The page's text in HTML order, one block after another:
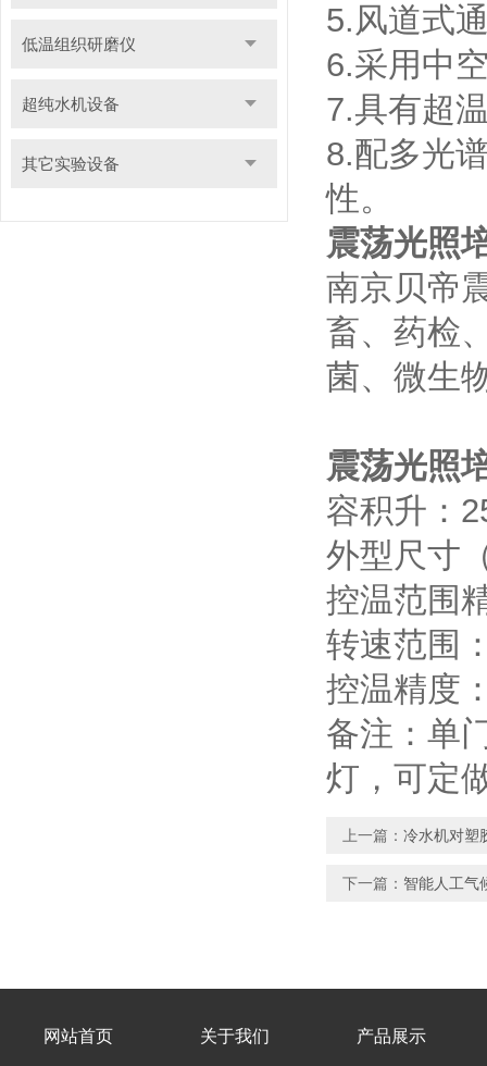
低温组织研磨仪
超纯水机设备
其它实验设备
5.风道式
6.采用中
7.具有超
8.配多光
性。
震荡光照
南京贝帝
畜、药检
菌、微生
震荡光照
容积升：
外型尺寸
控温范围
转速范围
控温精度
备注：单
灯，可定
上一篇： 冷水机对塑
下一篇： 智能人工气
网站首页 关于我们 产品展示